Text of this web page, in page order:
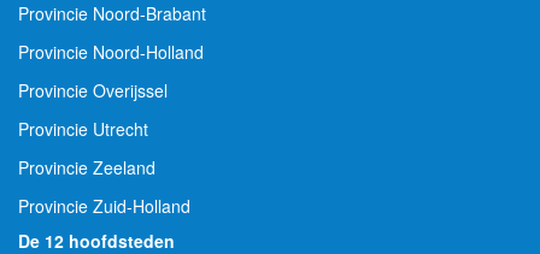
Provincie Noord-Brabant
Provincie Noord-Holland
Provincie Overijssel
Provincie Utrecht
Provincie Zeeland
Provincie Zuid-Holland
De 12 hoofdsteden